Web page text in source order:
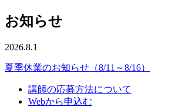
お知らせ
2026.8.1
夏季休業のお知らせ（8/11～8/16）
講師の応募方法について
Webから申込む